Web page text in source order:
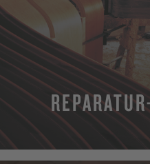
MEHR